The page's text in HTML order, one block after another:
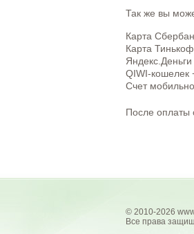
Так же вы
Карта
Карта
QIWI-кошелек
Счет
После оплаты
© 2010-2026
Все права